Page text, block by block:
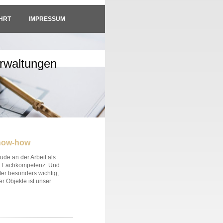
IMPRESSUM
how
an der Arbeit als
Und
besonders wichtig,
Objekte ist unser